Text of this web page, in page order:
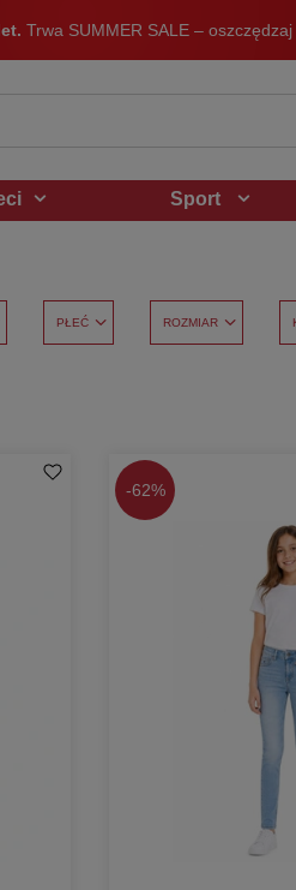
Trwa SUMMER SALE –
Sport
PŁEĆ ROZMIAR
-62%